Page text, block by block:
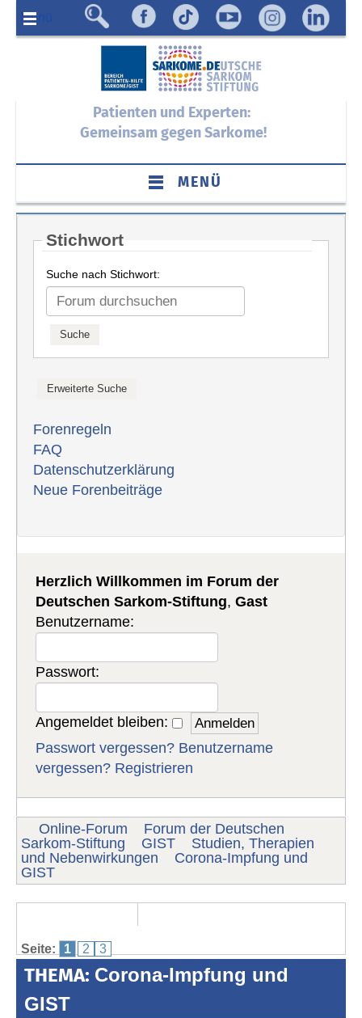
Menü
Patienten und Experten:
Gemeinsam gegen Sarkome!
MENÜ
Stichwort
Suche nach Stichwort:
Forenregeln
FAQ
Datenschutzerklärung
Neue Forenbeiträge
Herzlich Willkommen im Forum der
Deutschen Sarkom-Stiftung,Gast
Benutzername:
Passwort:
Angemeldet bleiben:
Passwort vergessen? Benutzername
vergessen? Registrieren
Online-Forum
Forum der Deutschen
Sarkom-Stiftung
GIST
Studien, Therapien
und Nebenwirkungen
Corona-Impfung und
GIST
Seite: 1 2 3
THEMA: Corona-Impfung und
GIST